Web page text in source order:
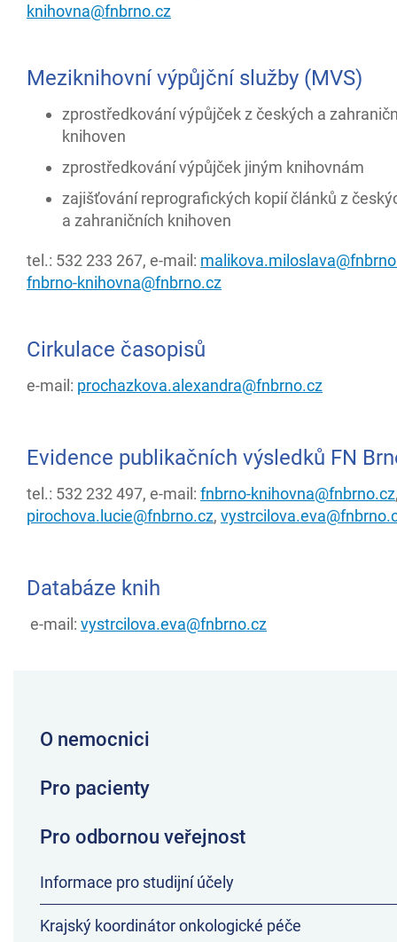
knihovna@fnbrno.cz
Meziknihovní výpůjční služby (MVS)
zprostředkování výpůjček z českých a
knihoven
zprostředkování výpůjček jiným knihovnám
zajišťování reprografických kopií článků z
a zahraničních knihoven
tel.: 532 233 267, e-mail:
fnbrno-knihovna@fnbrno.cz
Cirkulace časopisů
e-mail: prochazkova.alexandra@fnbrno.cz
Evidence publikačních výsledků FN
tel.: 532 232 497, e-mail: fnbrno-knihovna@fnbrno.cz
pirochova.lucie@fnbrno.cz,
Databáze knih
e-mail: vystrcilova.eva@fnbrno.cz
O nemocnici
Pro pacienty
Pro odbornou veřejnost
Informace pro studijní účely
Krajský koordinátor onkologické péče